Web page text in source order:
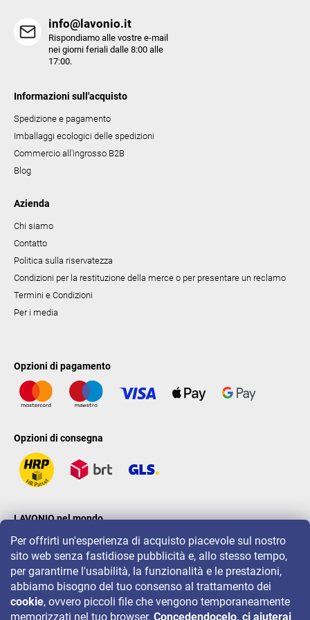
Per offrirti un'esperienza di acquisto piacevole sul nostro
sito web senza fastidiose pubblicità e, allo stesso tempo,
per garantirne l'usabilità, la funzionalità e le prestazioni,
abbiamo bisogno del tuo consenso al trattamento dei
cookie, ovvero piccoli file che vengono temporaneamente
memorizzati nel tuo browser. Concedendocelo, ci aiuterai
e
info@lavonio.it
Rispondiamo alle vostre e-mail
nei giorni feriali dalle 8:00 alle
17:00.
Informazioni sull'acquisto
Spedizione e pagamento
Imballaggi ecologici delle spedizioni
Commercio all'ingrosso B2B
Blog
Azienda
Chi siamo
Contatto
Politica sulla riservatezza
Condizioni per la restituzione della merce o per presentare un reclamo
Termini e Condizioni
Per i media
Opzioni di pagamento
Opzioni di consegna
LAVONIO nel mondo
Per eventi, concorsi e sconti seguiteci su: